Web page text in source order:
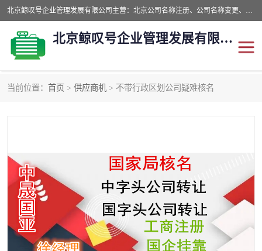
北京鲸叹号企业管理发展有限公司主营：北京公司名称注册、公司名称变更、公司名称去掉省市地域、国字头公司注册、中字头公司注册、总局核名注册等业务，全国统一热线电话：*。北京鲸叹号企业管理发展有限公司在职员工51人，我们有zui好的产品和技术团队，我们为客户提供较好的产品，良好的技术支持，健全的售后服务。
北京鲸叹号企业管理发展有限公司
当前位置： 首页 > 供应商机 > 不带行政区划公司疑难核名
核名注册 公司转让